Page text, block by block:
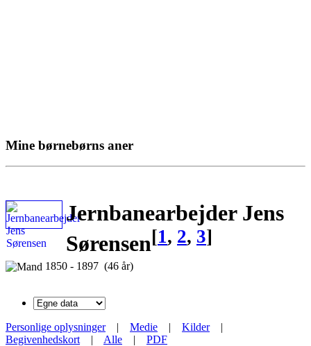
Mine børnebørns aner
Jernbanearbejder Jens
Sørensen[1, 2, 3]
1850 - 1897 (46 år)
Personlige oplysninger| Medie | Kilder|
Begivenhedskort | Alle | PDF